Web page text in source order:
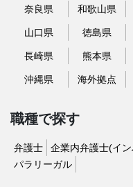
奈良県 和歌山県
山口県 徳島県
長崎県 熊本県
沖縄県 海外拠点
職種で探す
弁護士 企業内弁護士(イ
パラリーガル